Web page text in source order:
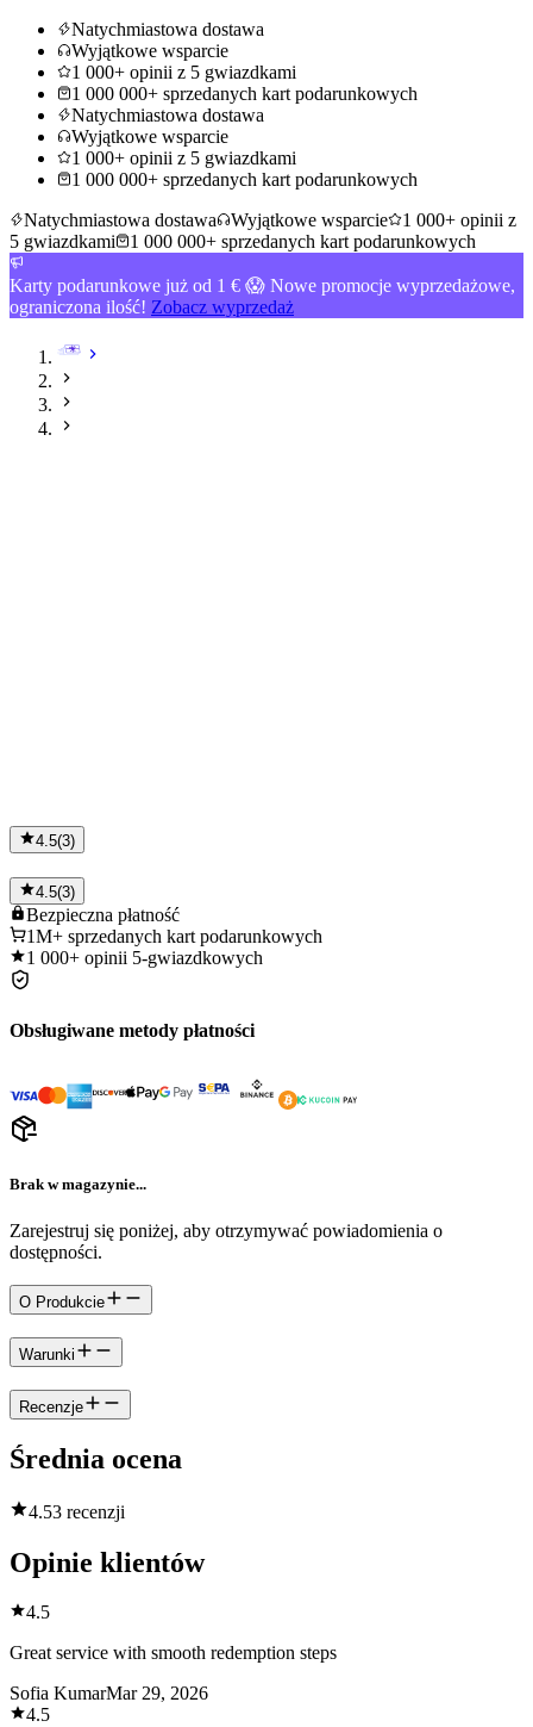
Natychmiastowa dostawa
Wyjątkowe wsparcie
1 000+ opinii z 5 gwiazdkami
1 000 000+ sprzedanych kart podarunkowych
Natychmiastowa dostawa
Wyjątkowe wsparcie
1 000+ opinii z 5 gwiazdkami
1 000 000+ sprzedanych kart podarunkowych
Natychmiastowa dostawa
Wyjątkowe wsparcie
1 000+ opinii z
5 gwiazdkami
1 000 000+ sprzedanych kart podarunkowych
Karty podarunkowe już od 1 € 😱 Nowe promocje wyprzedażowe,
ograniczona ilość! Zobacz wyprzedaż
4.5(3)
4.5(3)
Bezpieczna płatność
1M+ sprzedanych kart podarunkowych
1 000+ opinii 5-gwiazdkowych
Obsługiwane metody płatności
Brak w magazynie...
Zarejestruj się poniżej, aby otrzymywać powiadomienia o
dostępności.
O Produkcie
Warunki
Recenzje
Średnia ocena
4.53 recenzji
Opinie klientów
4.5
Great service with smooth redemption steps
Sofia KumarMar 29, 2026
4.5